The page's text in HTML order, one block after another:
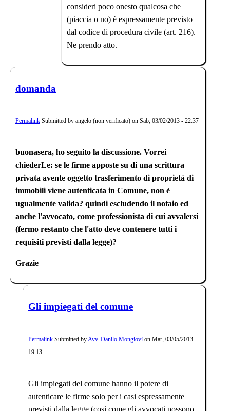
consideri poco onesto qualcosa che
(piaccia o no) è espressamente previsto
dal codice di procedura civile (art. 216).
Ne prendo atto.
domanda
Permalink Submitted by angelo (non verificato) on Sab, 03/02/2013 - 22:37
buonasera, ho seguito la discussione. Vorrei
chiederLe: se le firme apposte su di una scrittura
privata avente oggetto trasferimento di proprietà di
immobili viene autenticata in Comune, non è
ugualmente valida? quindi escludendo il notaio ed
anche l'avvocato, come professionista di cui avvalersi
(fermo restanto che l'atto deve contenere tutti i
requisiti previsti dalla legge)?
Grazie
Gli impiegati del comune
Permalink Submitted byAvv. Danilo Mongiovì on Mar, 03/05/2013 -
19:13
Gli impiegati del comune hanno il potere di
autenticare le firme solo per i casi espressamente
previsti dalla legge (così come gli avvocati possono